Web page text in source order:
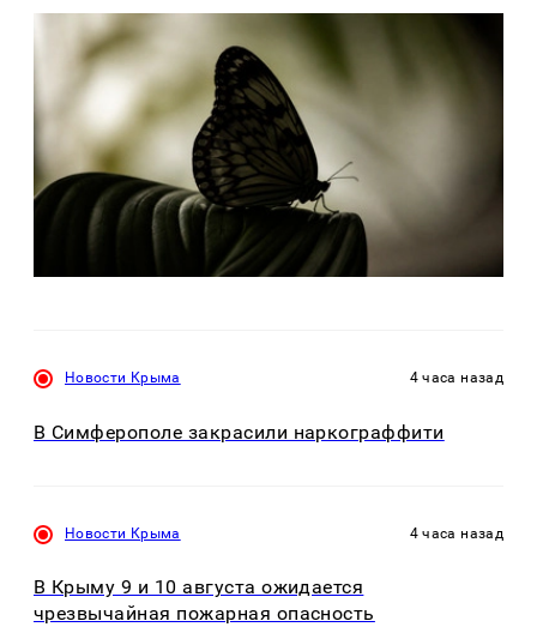
Новости Крыма 4 часа назад
В Симферополе закрасили наркограффити
Новости Крыма 4 часа назад
В Крыму 9 и 10 августа ожидается
чрезвычайная пожарная опасность